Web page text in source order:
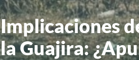
Implicaciones
la Guajira: